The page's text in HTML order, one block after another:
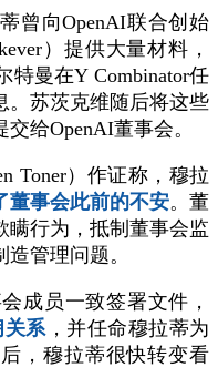
曾向OpenAI联合创始
）提供大量材料，
特曼在Y Combinator任
。苏茨克维随后将这些
交给OpenAI董事会。
Toner）作证称，穆拉
董事会此前的不安。董
瞒行为，抵制董事会监
管理问题。
成员一致签署文件，
关系，并任命穆拉蒂为
，穆拉蒂很快转变看